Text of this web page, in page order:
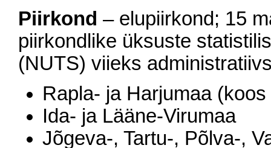
Piirkond – elupiirkond; 15
piirkondlike üksuste
(NUTS) viieks
Rapla- ja Harjumaa (koos
Ida- ja Lääne-Virumaa
Jõgeva-, Tartu-, Põlva-,